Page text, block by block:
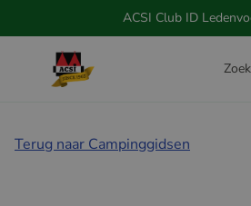
ACSI Club ID
Terug naar Campinggidsen